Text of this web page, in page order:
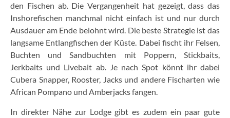
den Fischen ab. Die Vergangenheit hat gezeigt, dass das
Inshorefischen manchmal nicht einfach ist und nur durch
Ausdauer am Ende belohnt wird. Die beste Strategie ist das
langsame Entlangfischen der Küste. Dabei fischt ihr Felsen,
Buchten und Sandbuchten mit Poppern, Stickbaits,
Jerkbaits und Livebait ab. Je nach Spot könnt ihr dabei
Cubera Snapper, Rooster, Jacks und andere Fischarten wie
African Pompano und Amberjacks fangen.
In direkter Nähe zur Lodge gibt es zudem ein paar gute